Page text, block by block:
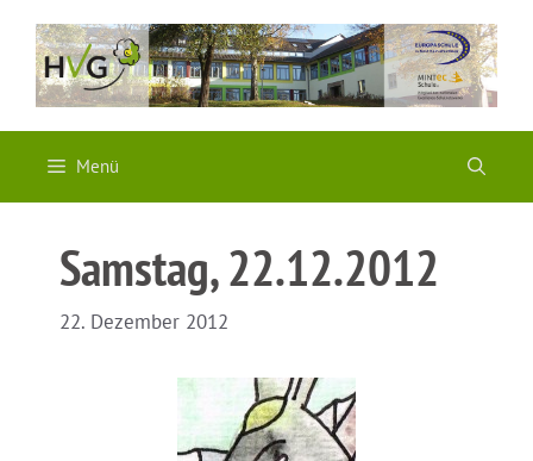
Inhalt
springen
Menü
Samstag, 22.12.2012
22. Dezember 2012